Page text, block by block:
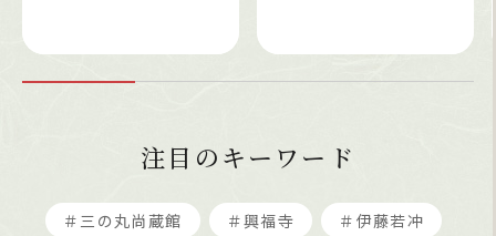
注目のキーワード
＃三の丸尚蔵館 ＃興福寺 ＃伊藤若冲